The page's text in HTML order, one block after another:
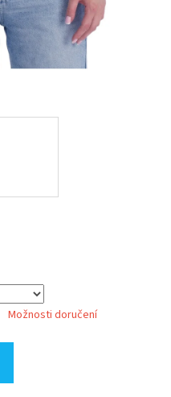
Možnosti doručení